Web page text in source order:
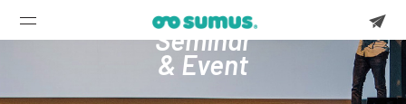
Seminar
& Event